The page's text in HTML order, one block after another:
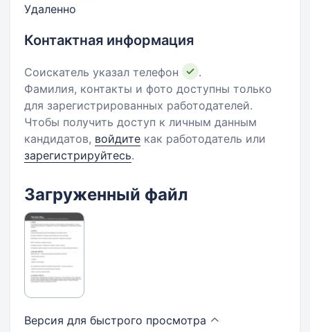
Удаленно
Контактная информация
Соискатель указал телефон
.
Фамилия, контакты и фото доступны только
для зарегистрированных работодателей.
Чтобы получить доступ к личным данным
кандидатов, войдите как работодатель или
зарегистрируйтесь.
Загруженный файл
Версия для быстрого просмотра